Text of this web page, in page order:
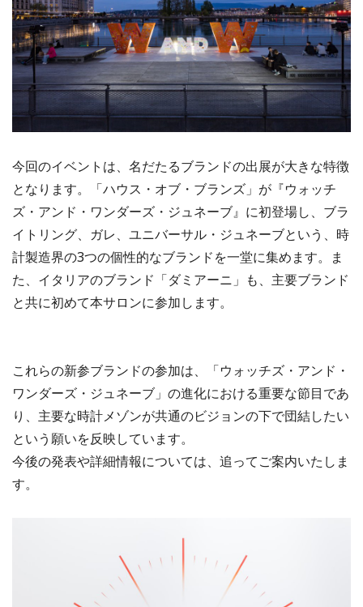
今回のイベントは、名だたるブランドの出展が大きな特徴
となります。「ハウス・オブ・ブランズ」が『ウォッチ
ズ・アンド・ワンダーズ・ジュネーブ』に初登場し、ブラ
イトリング、ガレ、ユニバーサル・ジュネーブという、時
計製造界の3つの個性的なブランドを一堂に集めます。ま
た、イタリアのブランド「ダミアーニ」も、主要ブランド
と共に初めて本サロンに参加します。
これらの新参ブランドの参加は、「ウォッチズ・アンド・
ワンダーズ・ジュネーブ」の進化における重要な節目であ
り、主要な時計メゾンが共通のビジョンの下で団結したい
という願いを反映しています。
今後の発表や詳細情報については、追ってご案内いたしま
す。